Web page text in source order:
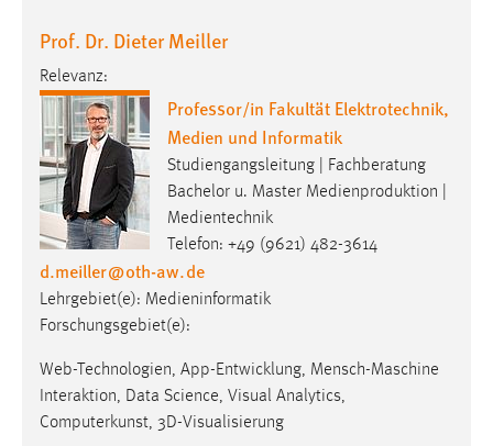
Prof. Dr. Dieter Meiller
Relevanz:
Professor/in Fakultät Elektrotechnik,
Medien und Informatik
Studiengangsleitung | Fachberatung
Bachelor u. Master Medienproduktion |
Medientechnik
Telefon: +49 (9621) 482-3614
d.meiller@oth-aw.de
Lehrgebiet(e): Medieninformatik
Forschungsgebiet(e):
Web-Technologien, App-Entwicklung, Mensch-Maschine
Interaktion, Data Science, Visual Analytics,
Computerkunst, 3D-Visualisierung
fe_user, be_user, be_lastLoginProvider
Zweck:
Dieser Cookie ist notwendig um sich an der Website
einloggen zu können.
Cookie Laufzeit:
24 Stunden
STATISTIK
Statistik Cookies erfassen Informationen anonym.
unsere Besucher unsere Website nutzen.
Matomo